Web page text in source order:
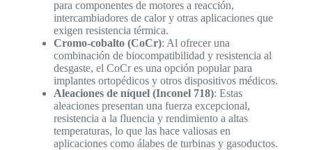
para componentes de motores a reacción,
intercambiadores de calor y otras aplicaciones que
exigen resistencia térmica.
Cromo-cobalto (CoCr): Al ofrecer una
combinación de biocompatibilidad y resistencia al
desgaste, el CoCr es una opción popular para
implantes ortopédicos y otros dispositivos médicos.
Aleaciones de níquel (Inconel 718): Estas
aleaciones presentan una fuerza excepcional,
resistencia a la fluencia y rendimiento a altas
temperaturas, lo que las hace valiosas en
aplicaciones como álabes de turbinas y gasoductos.